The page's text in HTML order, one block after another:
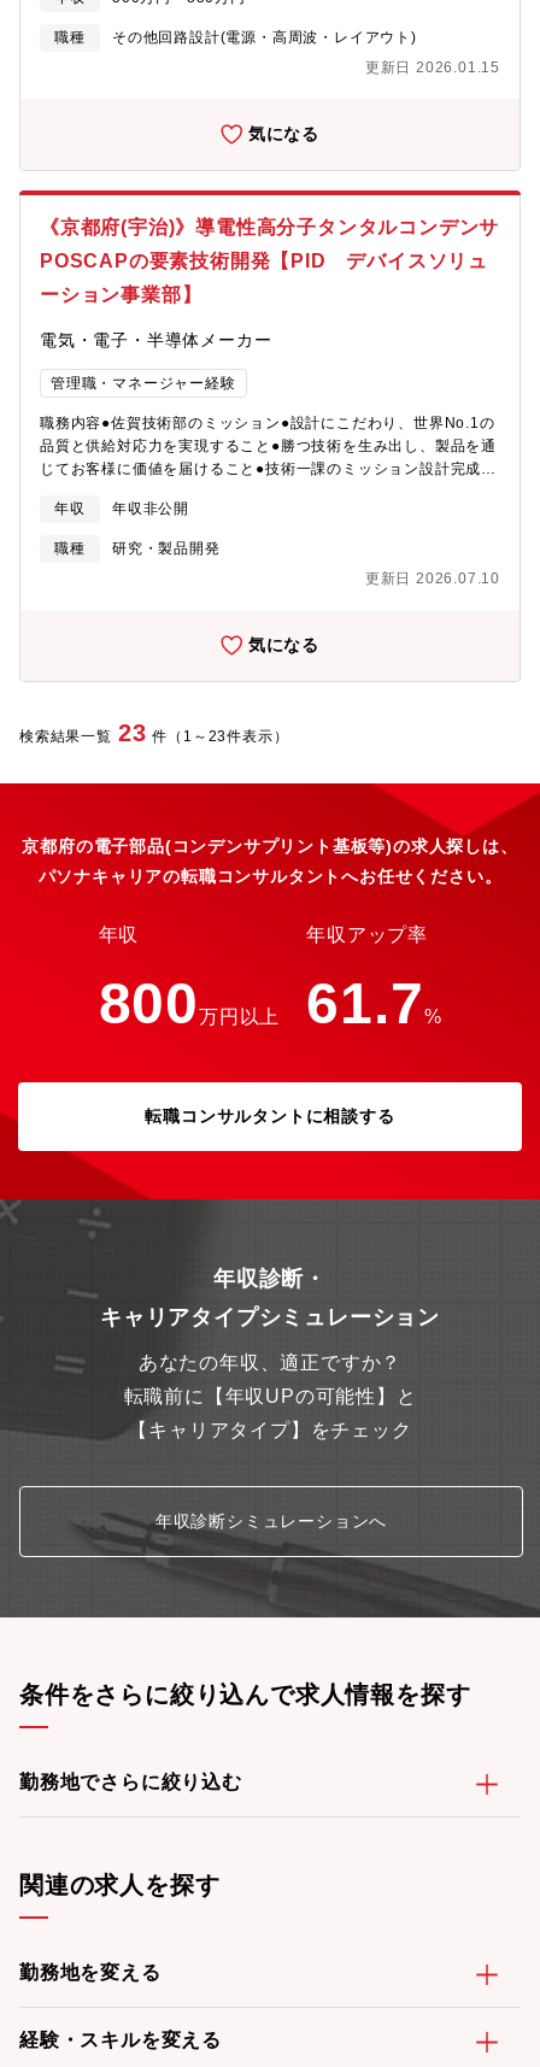
推進・プロセス・仕組み構築設備認定基準・評価項目の見直し判
断基準・手順の標準化および改善設備品質管理体制の構築・高度
職メンバーの退職に伴う後任補充に加え、・設備品質の標準化・
の増員募集です。【期待する役割】■設備品質改善・設備認定リー
ダーとして、以下を担っていただきます。・新規設備・改造設備
の品質評価および認定・設備課題の抽出、対策立案、PDCA推
進・安定稼働・品質維持のための仕組み構築・設備品質基準・認
定プロセスの高度化【組織構成】■組織体制品質技術課：計5名
（課長1名、係長1名、メンバー4名）課長は品質保証部長が兼務
力】・設備品質の専門家として、ものづくりの根幹に関われる・
備設計・保全・品質保証など多様なバックグラウンドを活かせ
る・全社的な品質改善活動に影響を与えるポジション・設備品質
という専門領域でキャリアを深化できる
ハウの蓄積や標準化、業務効率の向上にも貢献いただきます。■回
路設計■PCB設計（図研CR5000、AltiumDesigner等）■電気・電
子部品の選定と評価、製品の各種評価■ソフトウエア開発・評価■
開発商品（現行機種も含む）のコストダウンと市場品質改善■電装
ドリー事業は好調で今後も積極的な開発を進めていきます。
め、ハイアールグループの企業基盤を活かしながら技術開発をお
京都https://haier.co.jp/story/haier-asia-randd-kyoto/※参考：開
発者にインタビュー ドラム式洗濯乾燥機「まっ直ぐドラム」
力ポイント】「AQUA」や「Haier」のブランドでお馴染みのグロ
本国内に研究開発拠点（京都・埼玉）を保有しており「日本の住
環境に向けた製品」商品開発をおこなっています。（例）まっす
ぐドラム…日本の狭い住環境に向けた省スペース設計
https://aqua-has.com/lp/laundry/drumseries/これらの開発で
は、大型家電で世界シェアNo.1の「ハイアール」と日本国内で白
物家電を展開していた「三洋電機」を背景としたグローバルな競
グローバルな開発基盤と連携することで、大規模なコストメリッ
こなっており日系メーカー出身の社員も多いため、様々なバック
グラウンドを持った方が活躍できる職場環境です。中途採用では
できます。世界トップクラスの技術力と競争力を背景に、日本市
職種
その他回路設計(電源・高周波・レイアウト)
更新日 2026.01.15
気になる
《京都府(宇治)》導電性高分子タンタルコンデンサ
POSCAPの要素技術開発【PID デバイスソリュ
ーション事業部】
電気・電子・半導体メーカー
管理職・マネージャー経験
職務内容●佐賀技術部のミッション●設計にこだわり、世界No.1の
品質と供給対応力を実現すること●勝つ技術を生み出し、製品を通
じてお客様に価値を届けること●技術一課のミッション設計完成度
こと●募集背景世界的なAIの進展により、その機能を下支えするコ
ンデンサはこの進化に追従するために、これまでにないスピード
でより高いスペックの新製品を開発していく必要があります。既
存の考え方にとらわれず、新たな視点から次世代POSCAPに必要
要素技術開発です。・顧客要望と技術動向を正しく把握したうえ
り、新規材料の開発を実施いただきます。・新規工法・新規技術
の提案・ラボ実験を実施し、実現可能性を検討いただきます。●こ
また顧客は当然グローバルトップメーカであり、世界の変革・進
展に寄与している実感を得られます。・電子機器には必要不可欠
な電子部品という、先行きの明るいフィールドの中で、自分の可
能性の限界までチャレンジできます。・世界で見てもトップクラ
スのポリマー生成技術を有している本拠点にて、高い高分子材料
ず、新しいアイディアが推奨される、チャレンジ性の高い職場で
距離が非常に近く、新しいアイディアを自分の手ですぐに検討で
きる環境が整っています。・POSCAPや電気・化学に特化した経
専門性の高い人材へ成長できます。・拠点自身にも多くの部門が
あるため、様々な職務を経験できる、多様なキャリアパスが選択
年収 年収非公開
職種
研究・製品開発
更新日 2026.07.10
気になる
検索結果一覧 23 件（1～23件表示）
京都府の電子部品(コンデンサプリント基板等)の求人探しは、
パソナキャリアの転職コンサルタントへお任せください。
年収
800万円以上
年収アップ率
61.7%
転職コンサルタントに相談する
年収診断・
キャリアタイプシミュレーション
あなたの年収、適正ですか？
転職前に【年収UPの可能性】と
【キャリアタイプ】をチェック
年収診断シミュレーションへ
条件をさらに絞り込んで求人情報を探す
勤務地でさらに絞り込む
関連の求人を探す
勤務地を変える
経験・スキルを変える